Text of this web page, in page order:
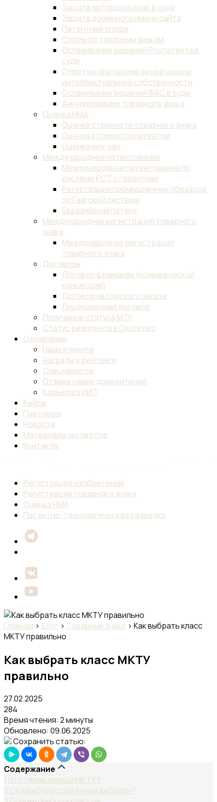
Защита авторских прав в суде
Защита доменного имени сайта
Патентные споры
Споры по товарным знакам
Оспаривание решений Роспатента в
суде
Ответ на претензию за нарушение
интеллектуальной собственности
Оспаривание решений ФАС в суде
Аннулирование товарного знака
Оценка НМА
Оценка стоимости товарного знака
Оценка стоимости патентов
Оценка ноу-хау
Международное патентование
Международное патентование по
системе PCT с гарантией
Регистрация промышленных образцов
по Гаагской системе
Евразийский патент
Международная регистрация товарного
знака
Международная регистрация
товарного знака
Договоры
Договор франшизы (коммерческой
концессии)
Договор авторского заказа
Лицензионный договор
Получение статуса МТК
Статус резидента в Сколково
О компании
Наши клиенты
Награды и рейтинги
Специалисты
Отзывы наших доверителей
Карьера в ИИП
Кейсы
Партнеры
Новости
Материалы экспертов
Контакты
Регистрация изобретений
Регистрация товарного знака
Оценка НМА
Патентно-технологическая разведка
Главная › Блог › Товарные знаки › Как выбрать класс
МКТУ правильно
Как выбрать класс МКТУ
правильно
27.02.2025
284
Время чтения: 2 минуты
Обновлено: 09.06.2025
Сохранить статью:
Содержание
1 Что такое классы МКТУ?
2 Сколько классов лучше выбрать?